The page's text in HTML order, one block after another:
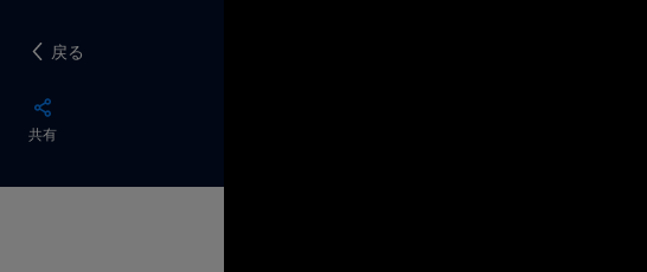
戻る
共有